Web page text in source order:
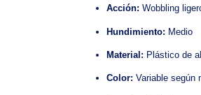
Acción: Wobbling
Hundimiento: Medio
Material: Plástico de
Color: Variable según